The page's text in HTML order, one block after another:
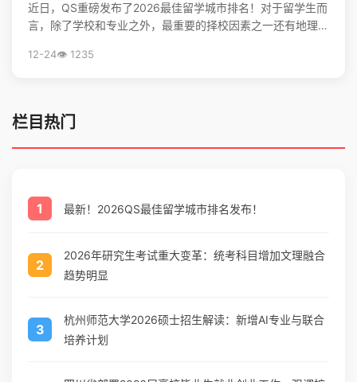
近日，QS重磅发布了2026最佳留学城市排名！对于留学生而
言，除了学校和专业之外，最重要的择校因素之一还有地理位
12-24👁️ 1235
栏目热门
1 最新！2026QS最佳留学城市排名发布！
2
2026年研究生考试重大变革：统考科目增加文理融合
趋势明显
3
杭州师范大学2026硕士招生解读：新增AI专业与联合
培养计划